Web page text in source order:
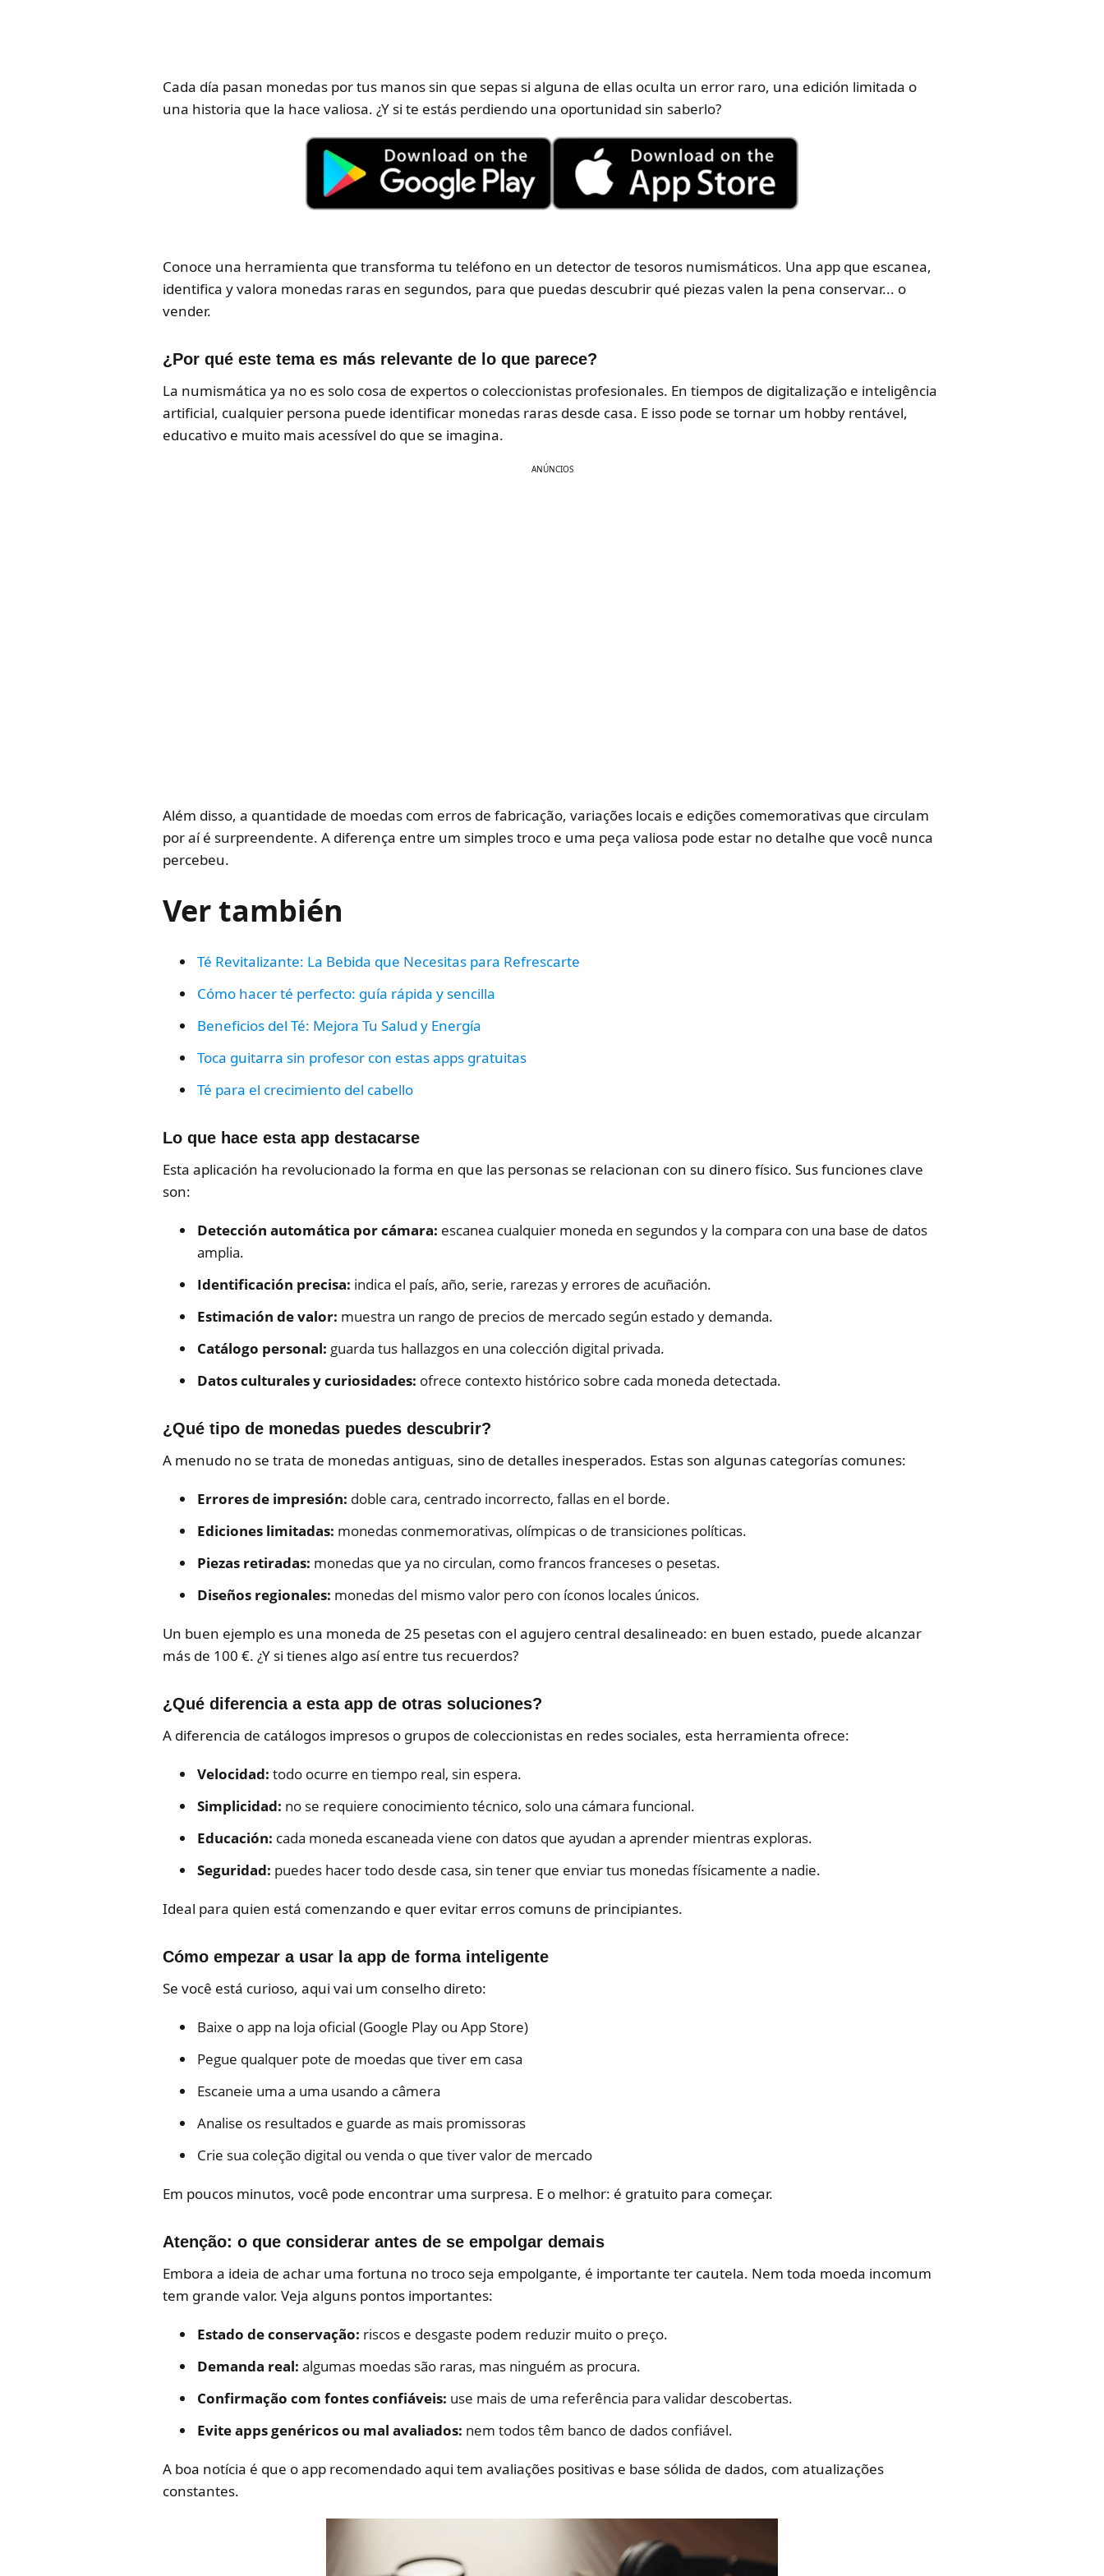
Cada día pasan monedas por tus manos sin que sepas si alguna de ellas oculta un error raro, una edición limitada o
una historia que la hace valiosa. ¿Y si te estás perdiendo una oportunidad sin saberlo?
Conoce una herramienta que transforma tu teléfono en un detector de tesoros numismáticos. Una app que escanea,
identifica y valora monedas raras en segundos, para que puedas descubrir qué piezas valen la pena conservar... o
vender.
¿Por qué este tema es más relevante de lo que parece?
La numismática ya no es solo cosa de expertos o coleccionistas profesionales. En tiempos de digitalização e inteligência
artificial, cualquier persona puede identificar monedas raras desde casa. E isso pode se tornar um hobby rentável,
educativo e muito mais acessível do que se imagina.
ANÚNCIOS
Além disso, a quantidade de moedas com erros de fabricação, variações locais e edições comemorativas que circulam
por aí é surpreendente. A diferença entre um simples troco e uma peça valiosa pode estar no detalhe que você nunca
percebeu.
Ver también
Té Revitalizante: La Bebida que Necesitas para Refrescarte
Cómo hacer té perfecto: guía rápida y sencilla
Beneficios del Té: Mejora Tu Salud y Energía
Toca guitarra sin profesor con estas apps gratuitas
Té para el crecimiento del cabello
Lo que hace esta app destacarse
Esta aplicación ha revolucionado la forma en que las personas se relacionan con su dinero físico. Sus funciones clave
son:
Detección automática por cámara: escanea cualquier moneda en segundos y la compara con una base de datos
amplia.
Identificación precisa: indica el país, año, serie, rarezas y errores de acuñación.
Estimación de valor: muestra un rango de precios de mercado según estado y demanda.
Catálogo personal: guarda tus hallazgos en una colección digital privada.
Datos culturales y curiosidades: ofrece contexto histórico sobre cada moneda detectada.
¿Qué tipo de monedas puedes descubrir?
A menudo no se trata de monedas antiguas, sino de detalles inesperados. Estas son algunas categorías comunes:
Errores de impresión: doble cara, centrado incorrecto, fallas en el borde.
Ediciones limitadas: monedas conmemorativas, olímpicas o de transiciones políticas.
Piezas retiradas: monedas que ya no circulan, como francos franceses o pesetas.
Diseños regionales: monedas del mismo valor pero con íconos locales únicos.
Un buen ejemplo es una moneda de 25 pesetas con el agujero central desalineado: en buen estado, puede alcanzar
más de 100 €. ¿Y si tienes algo así entre tus recuerdos?
¿Qué diferencia a esta app de otras soluciones?
A diferencia de catálogos impresos o grupos de coleccionistas en redes sociales, esta herramienta ofrece:
Velocidad: todo ocurre en tiempo real, sin espera.
Simplicidad: no se requiere conocimiento técnico, solo una cámara funcional.
Educación: cada moneda escaneada viene con datos que ayudan a aprender mientras exploras.
Seguridad: puedes hacer todo desde casa, sin tener que enviar tus monedas físicamente a nadie.
Ideal para quien está comenzando e quer evitar erros comuns de principiantes.
Cómo empezar a usar la app de forma inteligente
Se você está curioso, aqui vai um conselho direto:
Baixe o app na loja oficial (Google Play ou App Store)
Pegue qualquer pote de moedas que tiver em casa
Escaneie uma a uma usando a câmera
Analise os resultados e guarde as mais promissoras
Crie sua coleção digital ou venda o que tiver valor de mercado
Em poucos minutos, você pode encontrar uma surpresa. E o melhor: é gratuito para começar.
Atenção: o que considerar antes de se empolgar demais
Embora a ideia de achar uma fortuna no troco seja empolgante, é importante ter cautela. Nem toda moeda incomum
tem grande valor. Veja alguns pontos importantes:
Estado de conservação: riscos e desgaste podem reduzir muito o preço.
Demanda real: algumas moedas são raras, mas ninguém as procura.
Confirmação com fontes confiáveis: use mais de uma referência para validar descobertas.
Evite apps genéricos ou mal avaliados: nem todos têm banco de dados confiável.
A boa notícia é que o app recomendado aqui tem avaliações positivas e base sólida de dados, com atualizações
constantes.